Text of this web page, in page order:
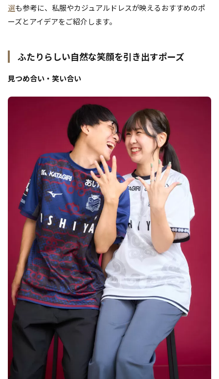
選も参考に、私服やカジュアルドレスが映えるおすすめのポ
ーズとアイデアをご紹介します。
ふたりらしい自然な笑顔を引き出すポーズ
見つめ合い・笑い合い